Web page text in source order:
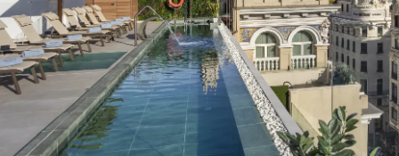
Sitzung nur mit E-Mail-Adresse starten
Sie haben sich noch nicht registriert ?
Konto anlegen